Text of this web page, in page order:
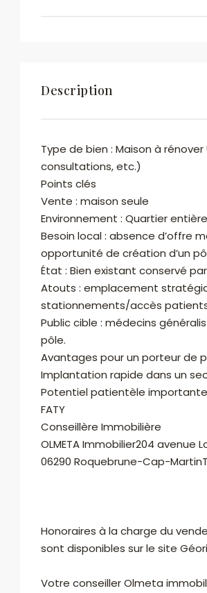
Voir les biens
En soumettant ce
conditions d'utilisation
Envoyer des Emails
Description
Type de bien : Maison à
consultations, etc.)
Points clés
Vente : maison seule
Environnement : Quartier
Besoin local : absence d’offre
opportunité de création d’un
État : Bien existant conservé
Atouts : emplacement
stationnements/accès
Public cible : médecins
pôle.
Avantages pour un porteur de
Implantation rapide dans un
Potentiel patientèle
FATY
Conseillère Immobilière
OLMETA Immobilier204 avenue
06290 Roquebrune-Cap-
Honoraires à la charge du
sont disponibles sur le site
Votre conseiller Olmeta